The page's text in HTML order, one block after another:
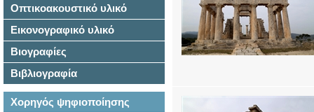
Οπτικοακουστικό υλικό
Εικονογραφικό υλικό
Βιογραφίες
Βιβλιογραφία
Χορηγός ψηφιοποίησης